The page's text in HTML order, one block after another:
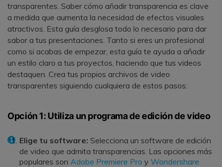
transparentes. Saber cómo añadir transparencia es clave
a medida que aumenta la necesidad de efectos visuales
atractivos. Esta guía desglosa todo lo necesario para dar
sabor a tus presentaciones. Tanto si eres un profesional
como si acabas de empezar, esta guía te ayuda a añadir
un estilo claro a tus proyectos, haciendo que tus videos
destaquen. Crea tus propios archivos de video
transparentes siguiendo cualquiera de estos pasos:
Opción 1: Utiliza un programa de edición de video
Elige tu software: Selecciona un software de edición
de video que admita transparencias. Las opciones más
populares son Adobe Premiere Pro y Wondershare